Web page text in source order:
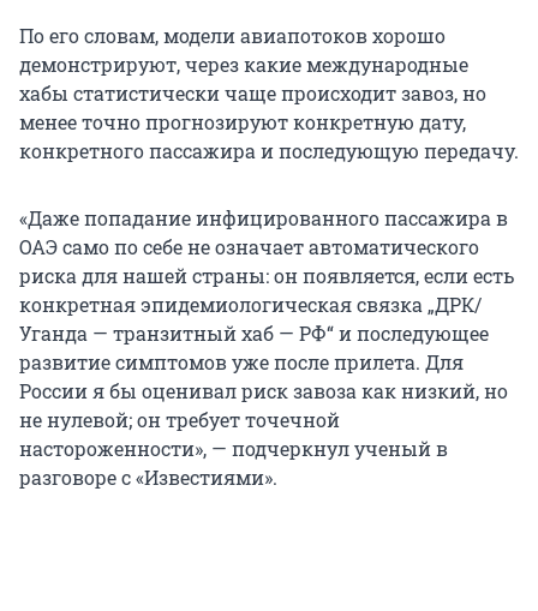
По его словам, модели авиапотоков хорошо
демонстрируют, через какие международные
хабы статистически чаще происходит завоз, но
менее точно прогнозируют конкретную дату,
конкретного пассажира и последующую передачу.
«Даже попадание инфицированного пассажира в
ОАЭ само по себе не означает автоматического
риска для нашей страны: он появляется, если есть
конкретная эпидемиологическая связка „ДРК/
Уганда — транзитный хаб — РФ“ и последующее
развитие симптомов уже после прилета. Для
России я бы оценивал риск завоза как низкий, но
не нулевой; он требует точечной
настороженности», — подчеркнул ученый в
разговоре с «Известиями».